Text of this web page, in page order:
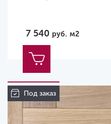
7 540 руб. м2
Под заказ